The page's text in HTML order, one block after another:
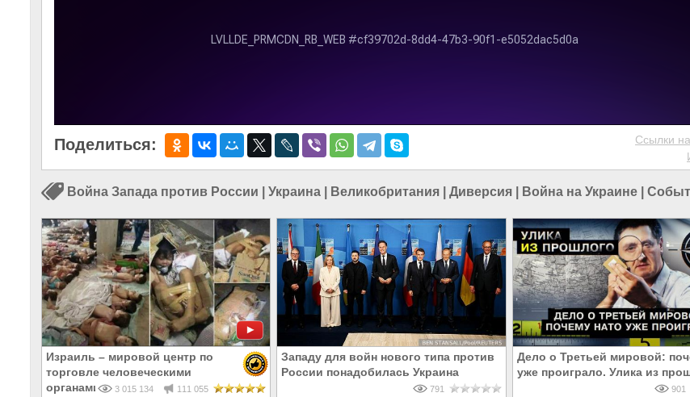
Поделиться:
Ссылки
Война Запада против России Украина Великобритания Диверсия Война на Украине
Израиль – мировой центр по
торговле человеческими
органами
3 015 134 111 055
Западу для войн нового типа против
России понадобилась Украина
791
Дело о Третьей мировой:
уже проиграло. Улика из
901